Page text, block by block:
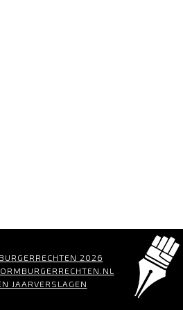
2026
JAARVERSLAGEN